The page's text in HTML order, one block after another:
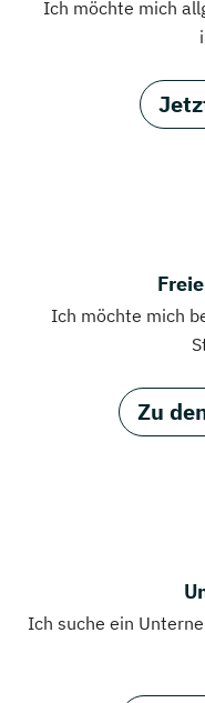
Ich möchte mich
Ich möchte mich
Zu
Ich suche ein